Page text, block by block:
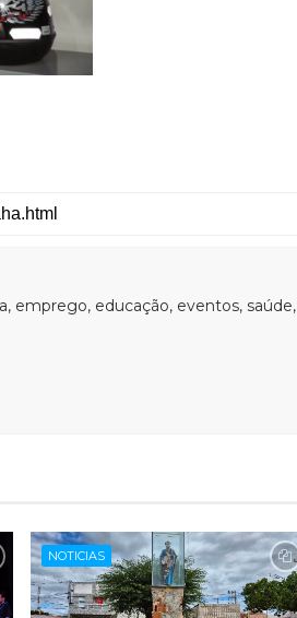
emprego, educação, eventos, saúde,
NOTICIAS